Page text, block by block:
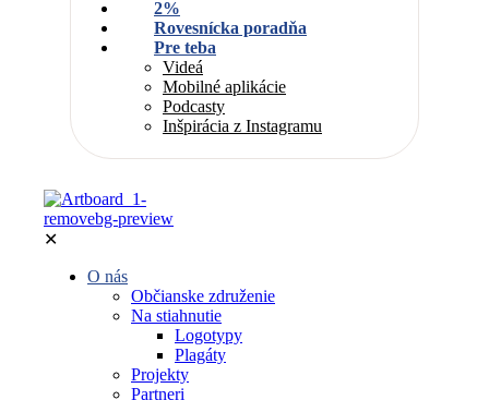
2%
Rovesnícka poradňa
Pre teba
Videá
Mobilné aplikácie
Podcasty
Inšpirácia z Instagramu
✕
O nás
Občianske združenie
Na stiahnutie
Logotypy
Plagáty
Projekty
Partneri